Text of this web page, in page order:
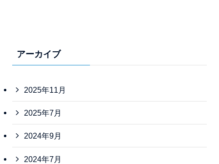
アーカイブ
2025年11月
2025年7月
2024年9月
2024年7月